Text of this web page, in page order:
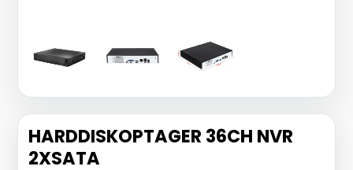
HARDDISKOPTAGER 36CH NVR
2XSATA